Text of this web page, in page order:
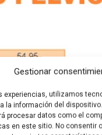
Gestionar
experiencias, utilizamos
la información del
procesar datos como el
en este sitio. No consentir